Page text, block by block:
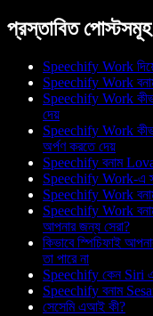
প্রস্তাবিত পোস্টসমূহ
Speechify Work দিয়ে
Speechify Work
Speechify Work
দেয়
Speechify Work
অর্পণ করতে দেয়
Speechify বনাম
Speechify Work-এ
Speechify Work
Speechify Work
আপনার জন্য সেরা?
কিভাবে স্পিচিফাই
তা পারে না
Speechify কেন Siri
Speechify বনাম
সেসেমি এআই কী?